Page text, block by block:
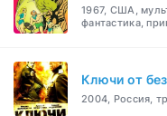
1967, США,
фантастика,
Ключи от
2004, Россия,